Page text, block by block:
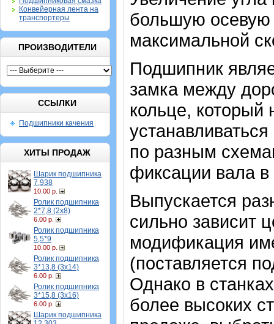
Конвейерная лента на
транспортеры
ПРОИЗВОДИТЕЛИ
ССЫЛКИ
Подшипники качения
ХИТЫ ПРОДАЖ
Шарик подшипника
7,938
10.00 р.
Ролик подшипника
2*7,8 (2х8)
6.00 р.
Ролик подшипника
5,5*9
10.00 р.
Ролик подшипника
3*13,8 (3х14)
6.00 р.
Ролик подшипника
3*15,8 (3х16)
6.00 р.
Шарик подшипника
большую осевую
максимальной
Подшипник
замка между
кольце,
по разным
фиксации вала
Выпускается
сильно зависит
модификация
(поставляется
Однако в
более высоких